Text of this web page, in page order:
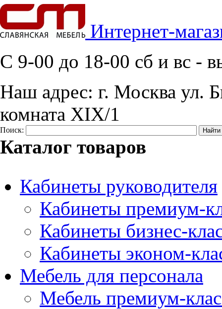
Интернет-
C 9-00 до 18-00 сб и вс -
Наш адрес: г. Москва ул.
комната XIX/1
Поиск:
Каталог товаров
Кабинеты руководителя
Кабинеты премиум-
Кабинеты бизнес-
Кабинеты эконом-
Мебель для персонала
Мебель премиум-